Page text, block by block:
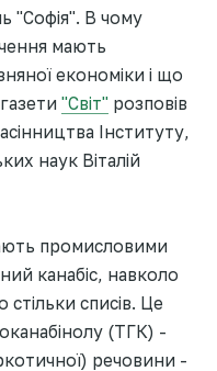
"Софія". В чому
мають
економіки і що
"Світ" розповів
Інституту,
наук Віталій
промисловими
канабіс, навколо
стільки списів. Це
(ТГК) -
речовини -